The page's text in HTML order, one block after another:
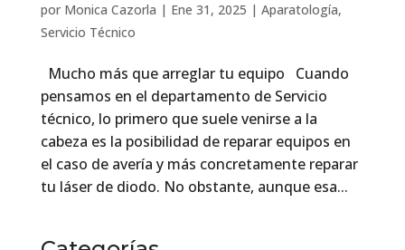
por Monica Cazorla | Ene 31, 2025 | Aparatología,
Servicio Técnico
Mucho más que arreglar tu equipo Cuando
pensamos en el departamento de Servicio
técnico, lo primero que suele venirse a la
cabeza es la posibilidad de reparar equipos en
el caso de avería y más concretamente reparar
tu láser de diodo. No obstante, aunque esa...